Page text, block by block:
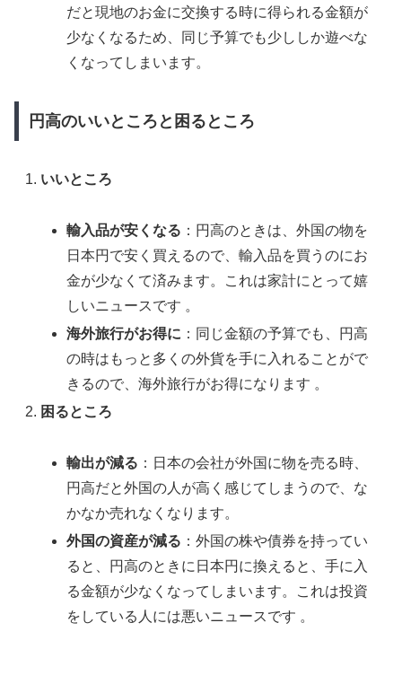
だと現地のお金に交換する時に得られる金額が
少なくなるため、同じ予算でも少ししか遊べな
くなってしまいます​。
円高のいいところと困るところ
いいところ
輸入品が安くなる ：円高のときは、外国の物を
日本円で安く買えるので、輸入品を買うのにお
金が少なくて済みます。これは家計にとって嬉
しいニュースです​ ​。
海外旅行がお得に ：同じ金額の予算でも、円高
の時はもっと多くの外貨を手に入れることがで
きるので、海外旅行がお得になります​ ​。
困るところ
輸出が減る ：日本の会社が外国に物を売る時、
円高だと外国の人が高く感じてしまうので、な
かなか売れなくなります​。
外国の資産が減る ：外国の株や債券を持ってい
ると、円高のときに日本円に換えると、手に入
る金額が少なくなってしまいます。これは投資
をしている人には悪いニュースです​ 。